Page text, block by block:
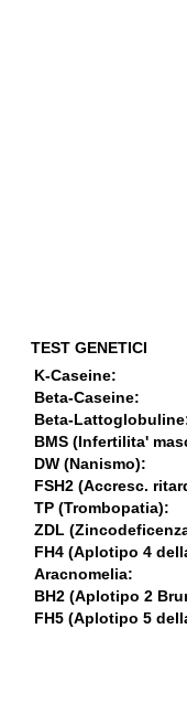
TEST GENETICI
K-Caseine:
Beta-Caseine:
Beta-
BMS (Infertilita'
DW (Nanismo):
FSH2 (Accresc.
TP (Trombopatia):
ZDL
FH4 (Aplotipo 4
Aracnomelia:
BH2 (Aplotipo 2
FH5 (Aplotipo 5